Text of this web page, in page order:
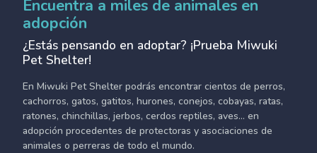
Encuentra a miles de animales en
adopción
¿Estás pensando en adoptar? ¡Prueba Miwuki
Pet Shelter!
En Miwuki Pet Shelter podrás encontrar cientos de perros,
cachorros, gatos, gatitos, hurones, conejos, cobayas, ratas,
ratones, chinchillas, jerbos, cerdos reptiles, aves... en
adopción procedentes de protectoras y asociaciones de
animales o perreras de todo el mundo.